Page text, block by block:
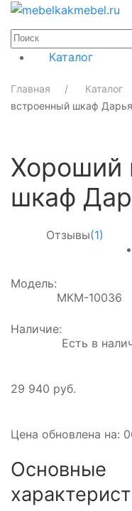
Каталог
Главная Каталог
встроенный шкаф Дарья
Хороший
шкаф
Отзывы(1)
Модель:
МКМ-10036
Наличие:
Есть в
29 940 руб.
Цена обновлена на:
Основные